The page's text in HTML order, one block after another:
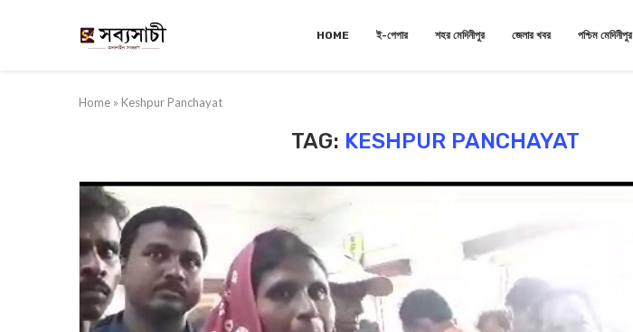
HOME ই-পেপার শহর মেদিনীপুর জেলার খবর পশ্চিম মেদিনীপুর
Home » Keshpur Panchayat
TAG: KESHPUR PANCHAYAT